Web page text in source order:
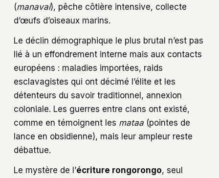
(manavai), pêche côtière intensive, collecte
d’œufs d’oiseaux marins.
Le déclin démographique le plus brutal n’est pas
lié à un effondrement interne mais aux contacts
européens : maladies importées, raids
esclavagistes qui ont décimé l’élite et les
détenteurs du savoir traditionnel, annexion
coloniale. Les guerres entre clans ont existé,
comme en témoignent les mataa (pointes de
lance en obsidienne), mais leur ampleur reste
débattue.
Le mystère de l’écriture rongorongo, seul